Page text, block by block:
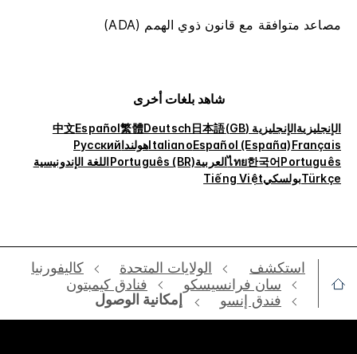
مصاعد متوافقة مع قانون ذوي الهمم (ADA)
شاهد بلغات أخرى
الإنجليزيةالإنجليزية (GB) 日本語
Deutsch
繁體
Español
中文
Français
Español (España)
ItalianoهولنداРусский
Português
한국어
ไทยالعربيةPortuguês (BR)اللغة الإندونيسية
TürkçeبولسكيTiếng Việt
استكشف الولايات المتحدة
كاليفورنيا
‫سان فرانسيسكو‬
فنادق كيمبتون
فندق إنسو
إمكانية الوصول